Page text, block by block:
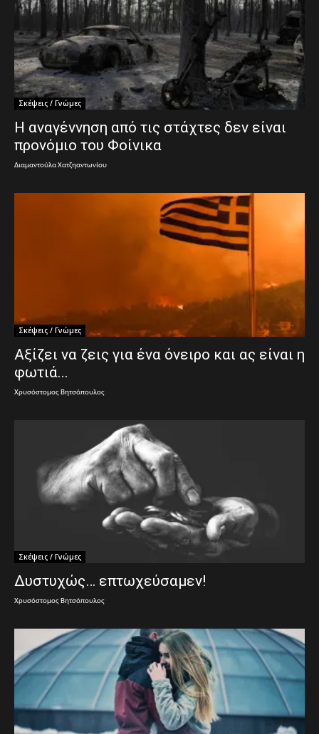
Σκέψεις / Γνώμες
Η αναγέννηση από τις στάχτες δεν είναι
προνόμιο του Φοίνικα
Διαμαντούλα Χατζηαντωνίου
Σκέψεις / Γνώμες
Αξίζει να ζεις για ένα όνειρο και ας είναι η
φωτιά...
Χρυσόστομος Βητσόπουλος
Σκέψεις / Γνώμες
Δυστυχώς… επτωχεύσαμεν!
Χρυσόστομος Βητσόπουλος